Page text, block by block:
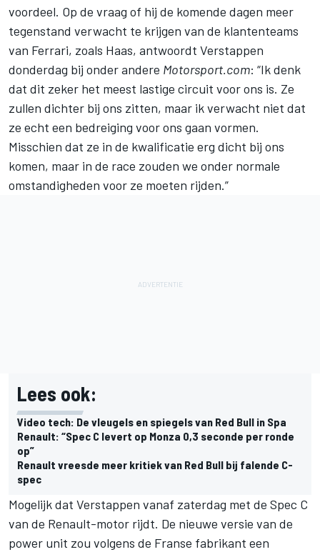
voordeel. Op de vraag of hij de komende dagen meer
tegenstand verwacht te krijgen van de klantenteams
van Ferrari, zoals Haas, antwoordt Verstappen
donderdag bij onder andere Motorsport.com: “Ik denk
dat dit zeker het meest lastige circuit voor ons is. Ze
zullen dichter bij ons zitten, maar ik verwacht niet dat
ze echt een bedreiging voor ons gaan vormen.
Misschien dat ze in de kwalificatie erg dicht bij ons
komen, maar in de race zouden we onder normale
omstandigheden voor ze moeten rijden.”
Lees ook:
Video tech: De vleugels en spiegels van Red Bull in Spa
Renault: “Spec C levert op Monza 0,3 seconde per ronde
op”
Renault vreesde meer kritiek van Red Bull bij falende C-
spec
Mogelijk dat Verstappen vanaf zaterdag met de Spec C
van de Renault-motor rijdt. De nieuwe versie van de
power unit zou volgens de Franse fabrikant een